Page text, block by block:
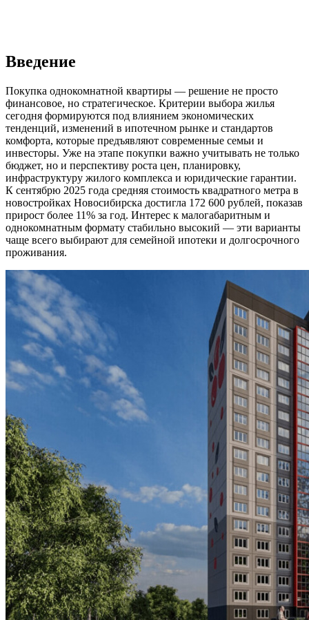
Введение
Покупка однокомнатной квартиры — решение не просто
финансовое, но стратегическое. Критерии выбора жилья
сегодня формируются под влиянием экономических
тенденций, изменений в ипотечном рынке и стандартов
комфорта, которые предъявляют современные семьи и
инвесторы. Уже на этапе покупки важно учитывать не только
бюджет, но и перспективу роста цен, планировку,
инфраструктуру жилого комплекса и юридические гарантии.
К сентябрю 2025 года средняя стоимость квадратного метра в
новостройках Новосибирска достигла 172 600 рублей, показав
прирост более 11% за год. Интерес к малогабаритным и
однокомнатным формату стабильно высокий — эти варианты
чаще всего выбирают для семейной ипотеки и долгосрочного
проживания.